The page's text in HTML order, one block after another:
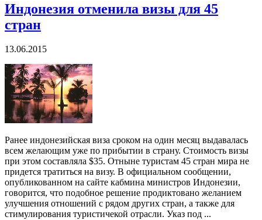
Индонезия отменила визы для 45
стран
13.06.2015
Ранее индонезийская виза сроком на один месяц выдавалась
всем желающим уже по прибытии в страну. Стоимость визы
при этом составляла $35. Отныне туристам 45 стран мира не
придется тратиться на визу. В официальном сообщении,
опубликованном на сайте кабмина министров Индонезии,
говорится, что подобное решение продиктовано желанием
улучшения отношений с рядом других стран, а также для
стимулирования туристичекой отрасли. Указ под ...